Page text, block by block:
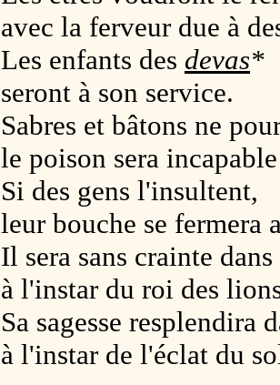
avec la ferveur due à
Les enfants des devas*
seront à son service.
Sabres et bâtons ne
le poison sera
Si des gens l'insultent,
leur bouche se fermera
Il sera sans crainte
à l'instar du roi des
Sa sagesse resplendira
à l'instar de l'éclat du